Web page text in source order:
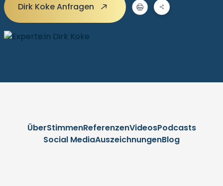
Dirk Koke Anfragen
ÜberStimmenReferenzenVideosPodcasts
Social MediaAuszeichnungenBlog